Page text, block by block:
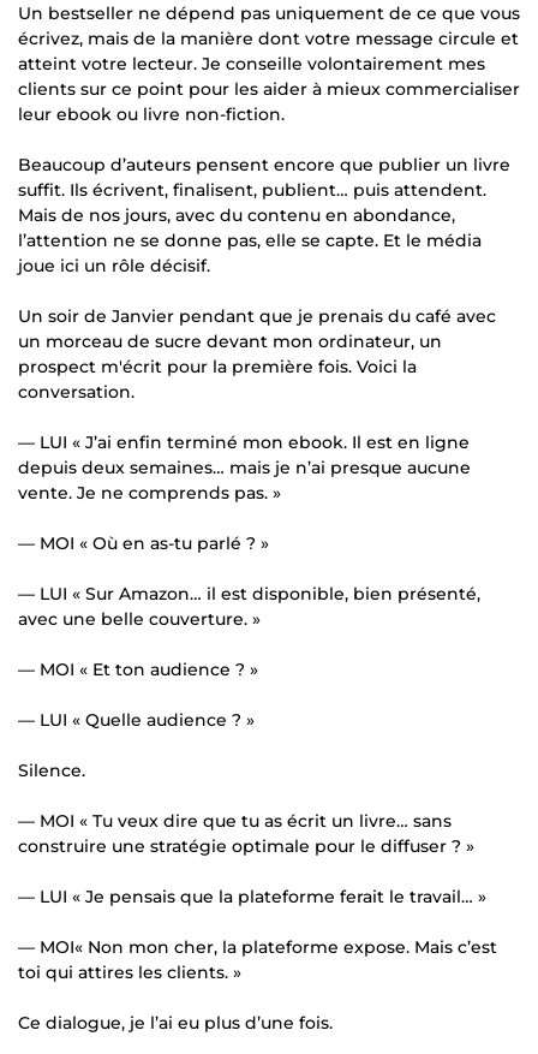
Un bestseller ne dépend pas uniquement de ce que vous
écrivez, mais de la manière dont votre message circule et
atteint votre lecteur. Je conseille volontairement mes
clients sur ce point pour les aider à mieux commercialiser
leur ebook ou livre non-fiction.
Beaucoup d’auteurs pensent encore que publier un livre
suffit. Ils écrivent, finalisent, publient… puis attendent.
Mais de nos jours, avec du contenu en abondance,
l’attention ne se donne pas, elle se capte. Et le média
joue ici un rôle décisif.
Un soir de Janvier pendant que je prenais du café avec
un morceau de sucre devant mon ordinateur, un
prospect m'écrit pour la première fois. Voici la
conversation.
— LUI « J’ai enfin terminé mon ebook. Il est en ligne
depuis deux semaines… mais je n’ai presque aucune
vente. Je ne comprends pas. »
— MOI « Où en as-tu parlé ? »
— LUI « Sur Amazon… il est disponible, bien présenté,
avec une belle couverture. »
— MOI « Et ton audience ? »
— LUI « Quelle audience ? »
Silence.
— MOI « Tu veux dire que tu as écrit un livre… sans
construire une stratégie optimale pour le diffuser ? »
— LUI « Je pensais que la plateforme ferait le travail… »
— MOI« Non mon cher, la plateforme expose. Mais c’est
toi qui attires les clients. »
Ce dialogue, je l’ai eu plus d’une fois.